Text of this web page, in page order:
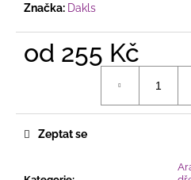
Značka: Dakls
od 255 Kč
Zeptat se